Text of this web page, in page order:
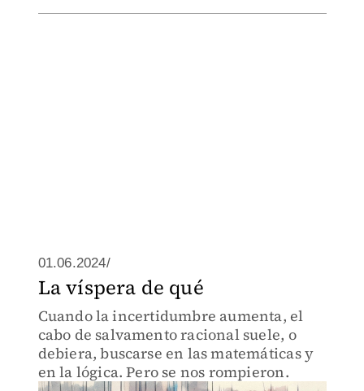
01.06.2024/
La víspera de qué
Cuando la incertidumbre aumenta, el
cabo de salvamento racional suele, o
debiera, buscarse en las matemáticas y
en la lógica. Pero se nos rompieron.